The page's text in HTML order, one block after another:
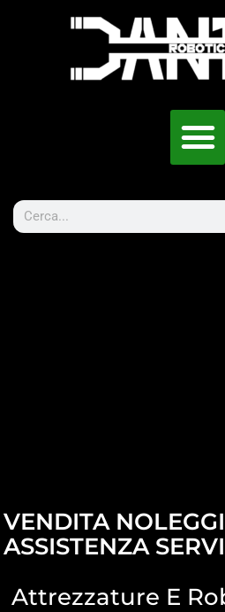
VENDITA
ASSISTENZA
Attrezzature E